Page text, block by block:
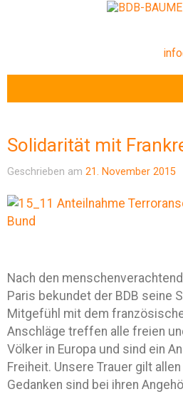
Solidarität mit
Geschrieben am 21. November 2015
Nach den
Paris bekundet der BDB seine
Mitgefühl mit dem
Anschläge treffen alle freien
Völker in Europa und sind ein
Freiheit. Unsere Trauer gilt
Gedanken sind bei ihren